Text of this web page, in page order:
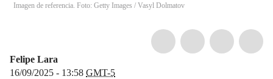
Imagen de referencia. Foto: Getty Images / Vasyl Dolmatov
Felipe Lara
16/09/2025 - 13:58 GMT-5